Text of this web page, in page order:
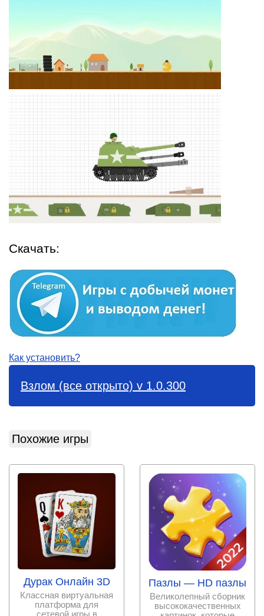
Скачать:
Как установить?
Взлом (все открыто) v 1.0.300
Похожие игры
Дурак Онлайн 3D
Классная виртуальная
платформа для
сетевой игры в
Пазлы — HD пазлы
Великолепный сборник
высококачественных